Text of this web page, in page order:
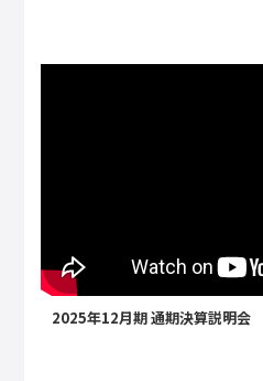
2025年12月期 通期決算説明会